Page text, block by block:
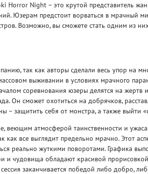
Horror Night – это крутой представитель
Юзерам предстоит ворваться в мрачный
Возможно, вы сможете стать одним из
так как авторы сделали весь упор на
выживании в условиях мрачного
соревнования юзеры делятся на жертв
Он сможет охотиться на добрячков,
– защитить себя от монстра, а также выйти
веющим атмосферой таинственности и
как все выглядит предельно мрачно. Этот
реально жуткими поворотами. Графика
и чудовища обладают красивой
заканчивается победой либо добро,
CLAIR OBSCUR: EXPEDITION 33 НА
РУССКОМ НА ПК
Рейтинг
3/ 5.0 65 ГБ